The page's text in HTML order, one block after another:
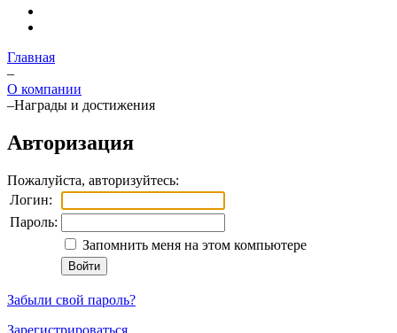
Главная
–
О компании
–Награды и достижения
Авторизация
Пожалуйста, авторизуйтесь:
Логин:
Пароль:
Запомнить меня на этом компьютере
Забыли свой пароль?
Зарегистрироваться